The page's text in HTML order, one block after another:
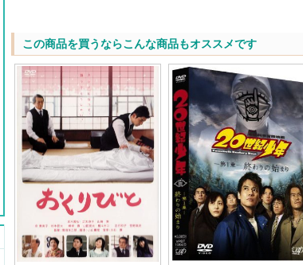
この商品を買うならこんな商品もオススメです